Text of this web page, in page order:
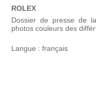
ROLEX
Dossier de presse de
photos couleurs des
Langue : français